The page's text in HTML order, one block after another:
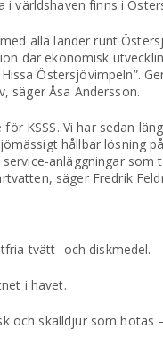
världshaven finns i
alla länder runt
där ekonomisk
Östersjövimpeln”.
säger Åsa Andersson.
KSSS. Vi har sedan
hållbar lösning
anläggningar
säger Fredrik
tvätt- och diskmedel.
i havet.
och skalldjur som hotas